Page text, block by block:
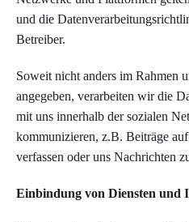
und die
Betreiber.
Soweit nicht anders im Rahmen
angegeben, verarbeiten wir die
mit uns innerhalb der sozialen
kommunizieren, z.B. Beiträge
verfassen oder uns Nachrichten
Einbindung von Diensten und